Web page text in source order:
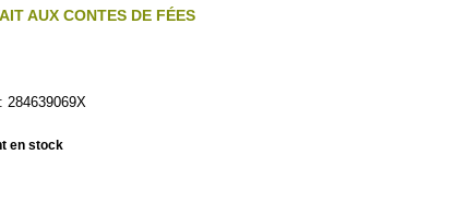
AUX CONTES DE FÉES
284639069X
en stock